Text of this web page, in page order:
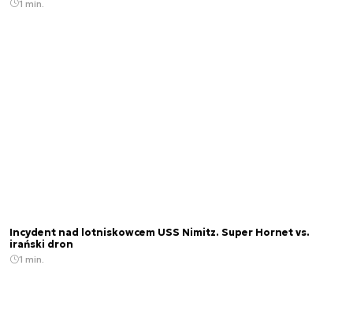
1 min.
Incydent nad lotniskowcem USS Nimitz. Super Hornet vs.
irański dron
1 min.